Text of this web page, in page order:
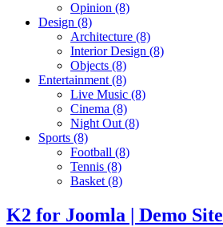
Opinion (8)
Design (8)
Architecture (8)
Interior Design (8)
Objects (8)
Entertainment (8)
Live Music (8)
Cinema (8)
Night Out (8)
Sports (8)
Football (8)
Tennis (8)
Basket (8)
K2 for Joomla | Demo Site